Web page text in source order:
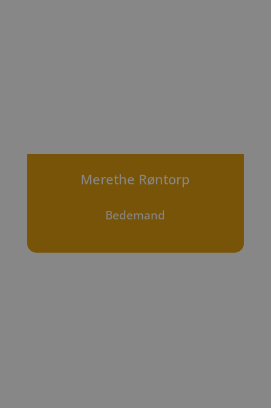
Merethe Røntorp
Bedemand